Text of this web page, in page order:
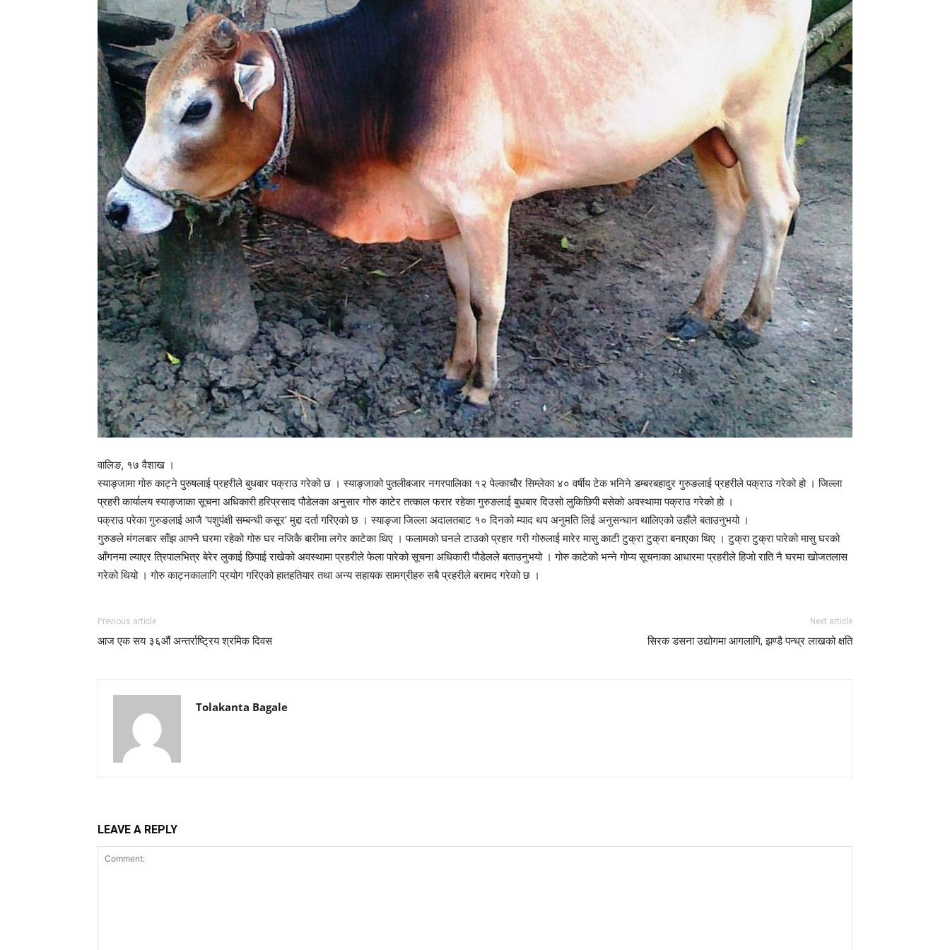
वालिङ, १७ वैशाख ।
स्याङ्जामा गोरु काट्ने पुरुषलाई प्रहरीले बुधबार पक्राउ गरेको छ । स्याङ्जाको पुतलीबजार नगरपालिका १२ पेल्काचौर सिम्लेका ४० वर्षीय टेक भनिने डम्बरबहादुर गुरुङलाई प्रहरीले पक्राउ गरेको हो । जिल्ला
प्रहरी कार्यालय स्याङ्जाका सूचना अधिकारी हरिप्रसाद पौडेलका अनुसार गोरु काटेर तत्काल फरार रहेका गुरुङलाई बुधबार दिउसो लुकिछिपी बसेको अवस्थामा पक्राउ गरेको हो ।
पक्राउ परेका गुरुङलाई आजै ‘पशुपंक्षी सम्बन्धी कसूर’ मुद्दा दर्ता गरिएको छ । स्याङ्जा जिल्ला अदालतबाट १० दिनको म्याद थप अनुमति लिई अनुसन्धान थालिएको उहाँले बताउनुभयो ।
गुरुङले मंगलबार साँझ आफ्नै घरमा रहेको गोरु घर नजिकै बारीमा लगेर काटेका थिए । फलामको घनले टाउको प्रहार गरी गोरुलाई मारेर मासु काटी टुक्रा टुक्रा बनाएका थिए । टुक्रा टुक्रा पारेको मासु घरको
आँगनमा ल्याएर त्रिपालभित्र बेरेर लुकाई छिपाई राखेको अवस्थामा प्रहरीले फेला पारेको सूचना अधिकारी पौडेलले बताउनुभयो । गोरु काटेको भन्ने गोप्य सूचनाका आधारमा प्रहरीले हिजो राति नै घरमा खोजतलास
गरेको थियो । गोरु काट्नकालागि प्रयोग गरिएको हातहतियार तथा अन्य सहायक सामग्रीहरु सबै प्रहरीले बरामद गरेको छ ।
Previous article
आज एक सय ३६औं अन्तर्राष्ट्रिय श्रमिक दिवस
Next article
सिरक डसना उद्योगमा आगलागि, झण्डै पन्ध्र लाखको क्षति
Tolakanta Bagale
LEAVE A REPLY